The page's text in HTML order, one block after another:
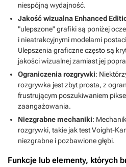
niespójną wydajność.
Jakość wizualna Enhanced
"ulepszone" grafiki są poniżej
i nieatrakcyjnymi modelami
Ulepszenia graficzne często są
jakości wizualnej zamiast jej
Ograniczenia rozgrywki:
rozgrywka jest zbyt prosta, z
frustrującym poszukiwaniem
zaangażowania.
Niezgrabne mechaniki:
rozgrywki, takie jak test Voight-
niezgrabne i pozbawione głębi.
Funkcje lub elementy, których